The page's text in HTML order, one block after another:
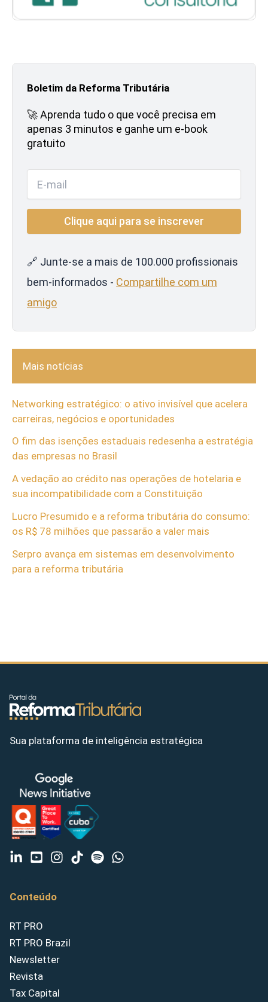
Boletim da Reforma Tributária
🚀 Aprenda tudo o que você precisa em
apenas 3 minutos e ganhe um e-book
gratuito
🔗 Junte-se a mais de 100.000 profissionais
bem-informados - Compartilhe com um
amigo
Mais notícias
Networking estratégico: o ativo invisível que acelera
carreiras, negócios e oportunidades
O fim das isenções estaduais redesenha a estratégia
das empresas no Brasil
A vedação ao crédito nas operações de hotelaria e
sua incompatibilidade com a Constituição
Lucro Presumido e a reforma tributária do consumo:
os R$ 78 milhões que passarão a valer mais
Serpro avança em sistemas em desenvolvimento
para a reforma tributária
Sua plataforma de inteligência estratégica
Conteúdo
RT PRO
RT PRO Brazil
Newsletter
Revista
Tax Capital